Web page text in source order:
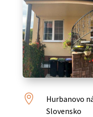

Hurbanovo
Slovensko